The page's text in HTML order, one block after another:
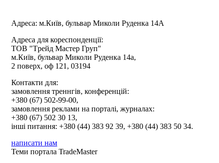
Адреса: м.Київ, бульвар Миколи Руденка 14А
Адреса для кореспонденції:
ТОВ "Tрейд Мастер Груп"
м.Київ, бульвар Миколи Руденка 14а,
2 поверх, оф 121, 03194
Контакти для:
замовлення треннгів, конференцій:
+380 (67) 502-99-00,
замовлення реклами на порталі, журналах:
+380 (67) 502 30 13,
інші питання: +380 (44) 383 92 39, +380 (44) 383 50 34.
написати нам
Теми портала TradeMaster